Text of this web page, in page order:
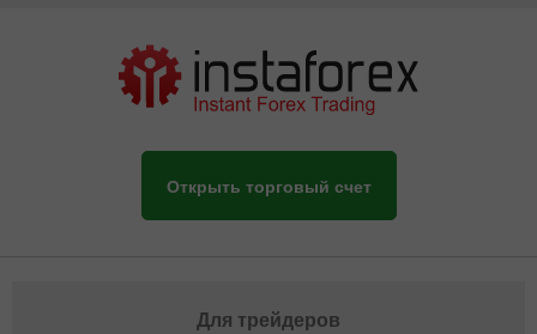
Открыть торговый счет
Для трейдеров